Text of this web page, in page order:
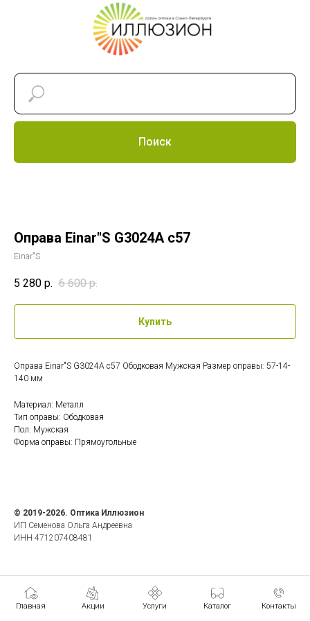
Поиск
Главная Акции Услуги Каталог Контакты
Оправа Einar"S G3024A c57
Einar"S
5 280 р. 6 600 р.
Купить
Оправа Einar"S G3024A c57 Ободковая Мужская Размер оправы: 57-14-
140 мм
Материал: Металл
Тип оправы: Ободковая
Пол: Мужская
Форма оправы: Прямоугольные
© 2019-2026. Оптика Иллюзион
ИП Семенова Ольга Андреевна
ИНН 471207408481